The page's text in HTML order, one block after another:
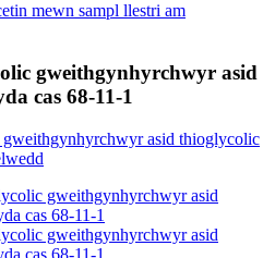
mewn sampl llestri am
gweithgynhyrchwyr asid
cas 68-11-1